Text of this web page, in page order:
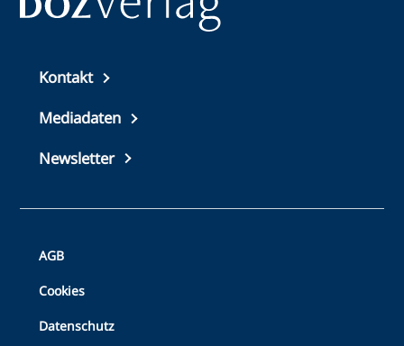
Top
footer
Kontakt
Mediadaten
Newsletter
Bottom
Footer
AGB
Cookies
Datenschutz